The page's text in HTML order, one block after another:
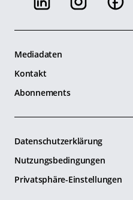
Mediadaten
Kontakt
Abonnements
Datenschutzerklärung
Nutzungsbedingungen
Privatsphäre-Einstellungen